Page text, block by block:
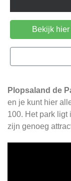
Bekijk
Plopsaland de
en je kunt hier
100. Het park
zijn genoeg